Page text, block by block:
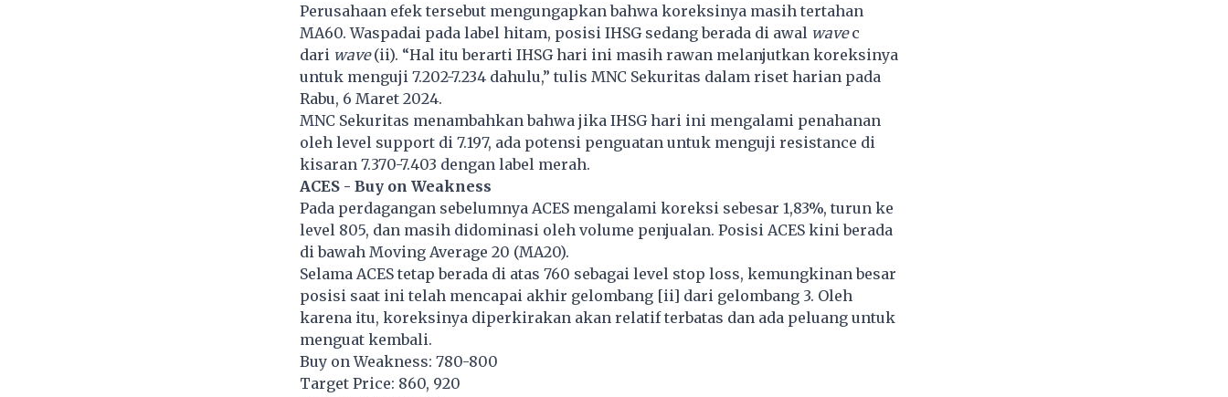
Perusahaan efek tersebut mengungapkan bahwa koreksinya masih tertahan
MA60. Waspadai pada label hitam, posisi IHSG sedang berada di awal wavec
dari wave(ii). “Hal itu berarti IHSG hari ini masih rawan melanjutkan koreksinya
untuk menguji 7.202-7.234 dahulu,” tulis MNC Sekuritas dalam riset harian pada
Rabu, 6 Maret 2024.
MNC Sekuritas menambahkan bahwa jika IHSG hari ini mengalami penahanan
oleh level support di 7.197, ada potensi penguatan untuk menguji resistance di
kisaran 7.370-7.403 dengan label merah.
ACES - Buy on Weakness
Pada perdagangan sebelumnya ACES mengalami koreksi sebesar 1,83%, turun ke
level 805, dan masih didominasi oleh volume penjualan. Posisi ACES kini berada
di bawah Moving Average 20 (MA20).
Selama ACES tetap berada di atas 760 sebagai level stop loss, kemungkinan besar
posisi saat ini telah mencapai akhir gelombang [ii] dari gelombang 3. Oleh
karena itu, koreksinya diperkirakan akan relatif terbatas dan ada peluang untuk
menguat kembali.
Buy on Weakness: 780-800
Target Price: 860, 920